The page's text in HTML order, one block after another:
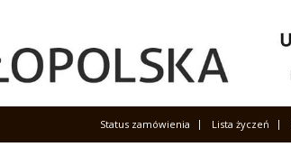
Status zamówienia Lista życzeń